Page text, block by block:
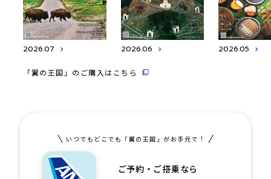
2026.07 2026.06 2026.05
「翼の王国」のご購入はこちら
いつでもどこでも「翼の王国」がお手元で！
ご予約・ご搭乗なら